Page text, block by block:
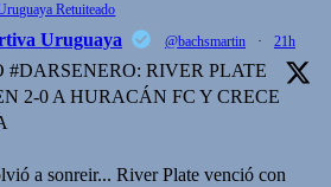
Retuiteado
Uruguaya @bachsmartin · 21h
#DARSENERO: RIVER PLATE
2-0 A HURACÁN FC Y CRECE
a sonreir... River Plate venció con